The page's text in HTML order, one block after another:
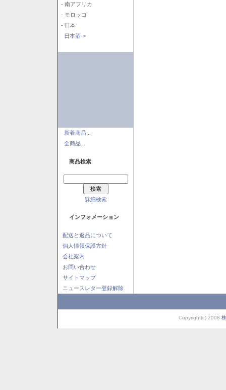
- 南アフリカ
- モロッコ
- 日本
日本酒->
新着商品...
全商品...
商品検索
詳細検索
インフォメーション
配送と返品について
個人情報保護方針
会社案内
お問い合わせ
サイトマップ
ニュースレター登録解除
Copyright(c) 2008